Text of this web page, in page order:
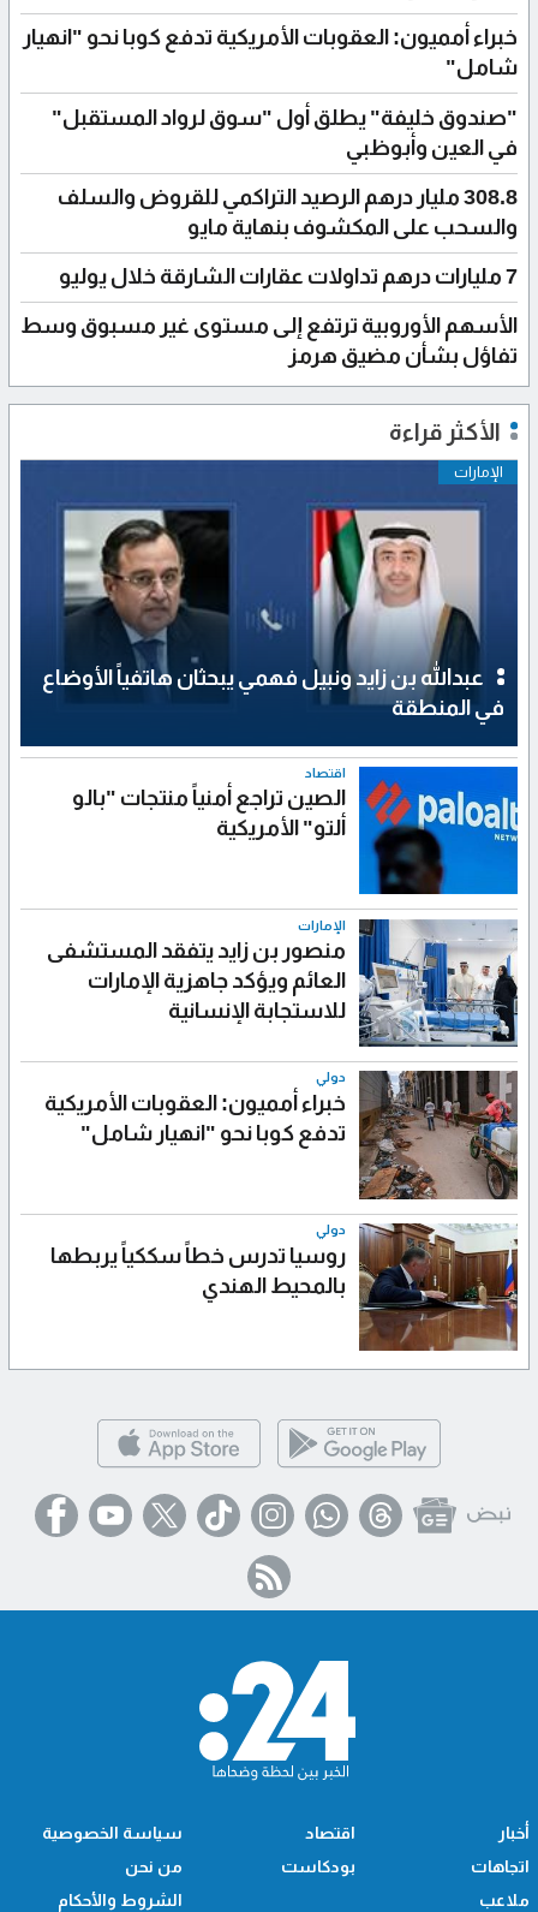
خبراء أمميون: العقوبات الأمريكية تدفع كوبا نحو "انهيار
شامل"
"صندوق خليفة" يطلق أول "سوق لرواد المستقبل"
في العين وأبوظبي
308.8 مليار درهم الرصيد التراكمي للقروض والسلف
والسحب على المكشوف بنهاية مايو
7 مليارات درهم تداولات عقارات الشارقة خلال يوليو
الأسهم الأوروبية ترتفع إلى مستوى غير مسبوق وسط
تفاؤل بشأن مضيق هرمز
الأكثر قراءة
الإمارات
عبدالله بن زايد ونبيل فهمي يبحثان هاتفياً الأوضاع
في المنطقة
اقتصاد
الصين تراجع أمنياً منتجات "بالو
ألتو" الأمريكية
الإمارات
منصور بن زايد يتفقد المستشفى
العائم ويؤكد جاهزية الإمارات
للاستجابة الإنسانية
دولي
خبراء أمميون: العقوبات الأمريكية
تدفع كوبا نحو "انهيار شامل"
دولي
روسيا تدرس خطاً سككياً يربطها
بالمحيط الهندي
أخبار
اتجاهات
ملاعب
اقتصاد
بودكاست
سياسة الخصوصية
من نحن
الشروط والأحكام